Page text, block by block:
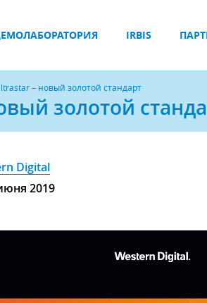
IRBIS
– новый золотой стандарт
золотой
Digital
2019